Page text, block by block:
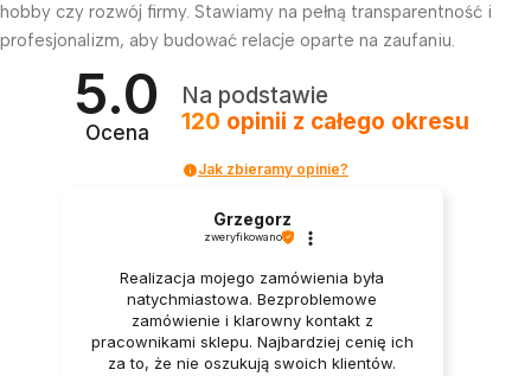
hobby czy rozwój firmy. Stawiamy na pełną transparentność i
profesjonalizm, aby budować relacje oparte na zaufaniu.
5.0
Ocena
Na podstawie
120 opinii z całego okresu
Jak zbieramy opinie?
Grzegorz
zweryfikowano
Realizacja mojego zamówienia była
natychmiastowa. Bezproblemowe
zamówienie i klarowny kontakt z
pracownikami sklepu. Najbardziej cenię ich
za to, że nie oszukują swoich klientów.